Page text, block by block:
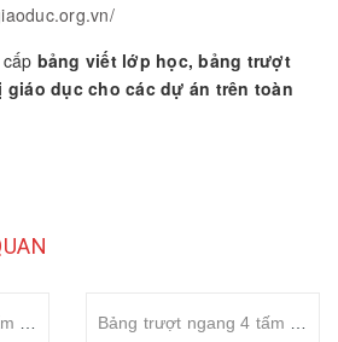
bảng viết lớp học, bảng trượt
dục cho các dự án trên toàn